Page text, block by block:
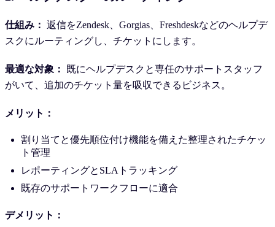
仕組み： 返信をZendesk、Gorgias、Freshdeskなどのヘルプデ
スクにルーティングし、チケットにします。
最適な対象：
既にヘルプデスクと専任のサポートスタッフ
がいて、追加のチケット量を吸収できるビジネス。
メリット：
割り当てと優先順位付け機能を備えた整理されたチケッ
ト管理
レポーティングとSLAトラッキング
既存のサポートワークフローに適合
デメリット：